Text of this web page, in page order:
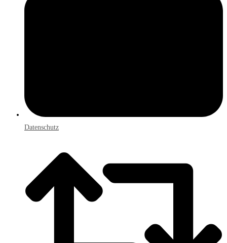
Datenschutz